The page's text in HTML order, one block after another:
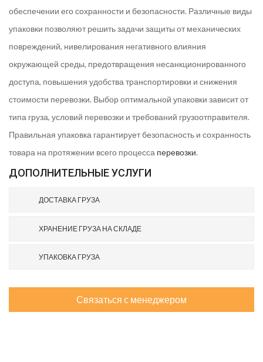
обеспечении его сохранности и безопасности. Различные виды
упаковки позволяют решить задачи защиты от механических
повреждений, нивелирования негативного влияния
окружающей среды, предотвращения несанкционированного
доступа, повышения удобства транспортировки и снижения
стоимости перевозки. Выбор оптимальной упаковки зависит от
типа груза, условий перевозки и требований грузоотправителя.
Правильная упаковка гарантирует безопасность и сохранность
товара на протяжении всего процесса перевозки.
ДОПОЛНИТЕЛЬНЫЕ УСЛУГИ
ДОСТАВКА ГРУЗА
ХРАНЕНИЕ ГРУЗА НА СКЛАДЕ
УПАКОВКА ГРУЗА
Связаться с менеджером